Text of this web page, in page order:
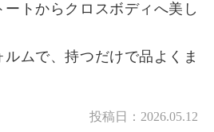
トからクロスボディへ美し
ムで、持つだけで品よくま
投稿日： 2026.05.12